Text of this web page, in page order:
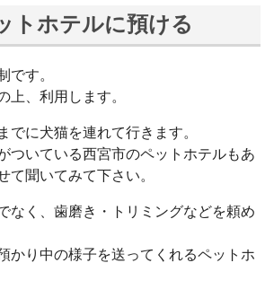
トホテルに預ける
です。
上、利用します。
でに犬猫を連れて行きます。
ついている西宮市のペットホテルもあ
て聞いてみて下さい。
なく、歯磨き・トリミングなどを頼め
かり中の様子を送ってくれるペットホ